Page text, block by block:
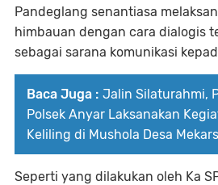
Pandeglang senantiasa
himbauan dengan cara dialogis
sebagai sarana komunikasi
Baca Juga : Jalin Silaturahmi,
Polsek Anyar Laksanakan
Keliling di Mushola Desa
Seperti yang dilakukan oleh Ka